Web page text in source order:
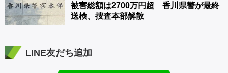
被害総額は2700万円超 香川県警が最終
送検、捜査本部解散
LINE友だち追加